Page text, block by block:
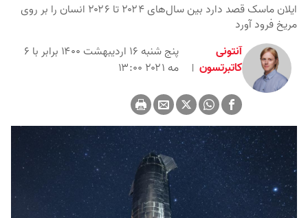
ایلان ماسک قصد دارد بین سال‌های ۲۰۲۴ تا ۲۰۲۶ انسان را بر روی
مریخ فرود آورد
آنتونی
کاتبرتسون
پنج شنبه ۱۶ اردیبهشت ۱۴۰۰ برابر با ۶
مه ۲۰۲۱ ۱۳:۰۰